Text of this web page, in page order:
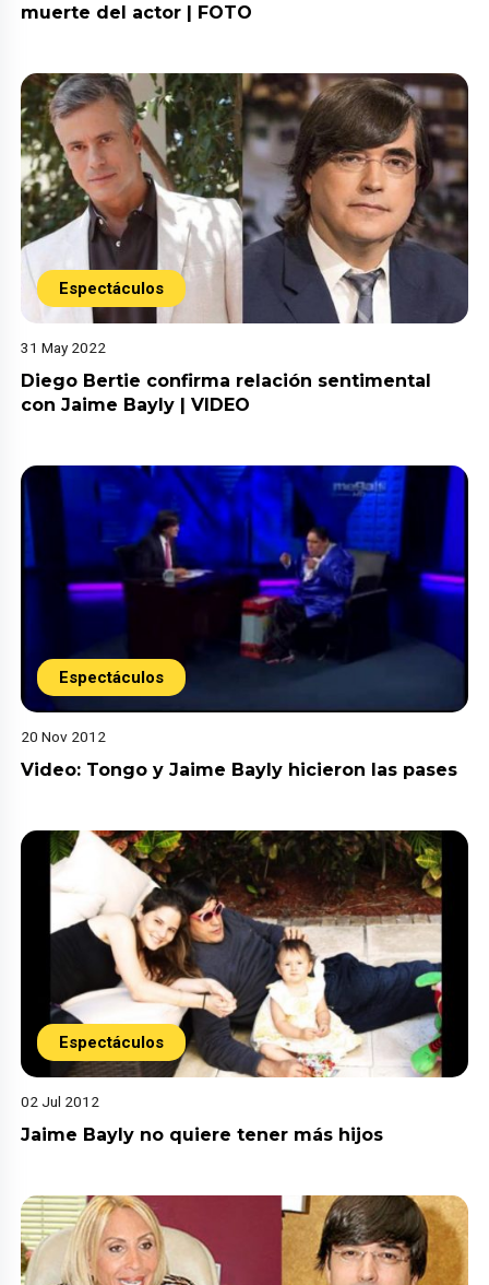
muerte del actor | FOTO
Espectáculos
31 May 2022
Diego Bertie confirma relación sentimental
con Jaime Bayly | VIDEO
Espectáculos
20 Nov 2012
Video: Tongo y Jaime Bayly hicieron las pases
Espectáculos
02 Jul 2012
Jaime Bayly no quiere tener más hijos